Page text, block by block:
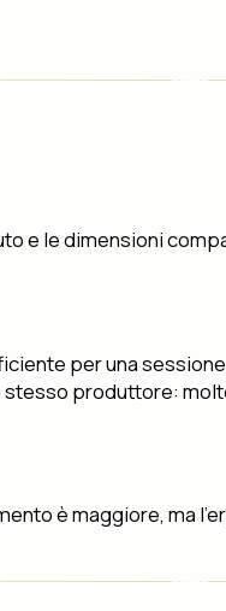
e le dimensioni
per una
produttore:
è maggiore, ma